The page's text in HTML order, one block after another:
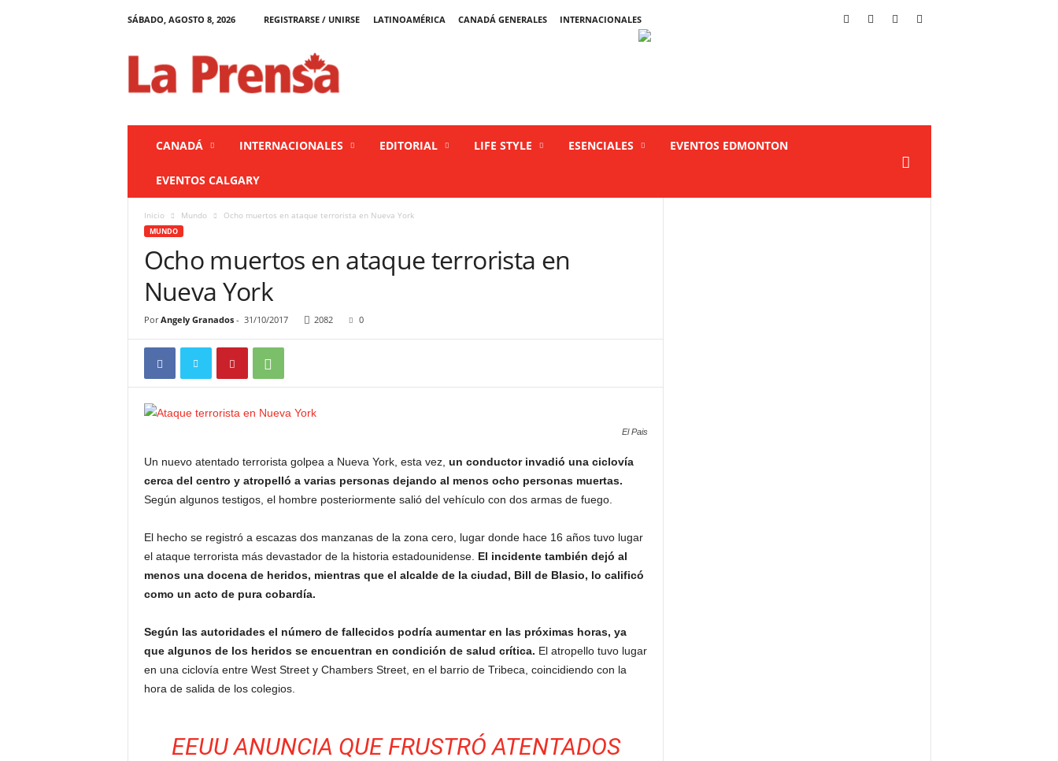
SÁBADO, AGOSTO 8, 2026 REGISTRARSE / UNIRSE LATINOAMÉRICA CANADÁ GENERALES
INTERNACIONALES
a
CANADÁ INTERNACIONALES EDITORIAL LIFE STYLE ESENCIALES EVENTOS EDMONTON
EVENTOS CALGARY
Inicio Mundo Ocho muertos en ataque terrorista en Nueva York
MUNDO
Ocho muertos en ataque terrorista en
Nueva York
Por Angely Granados- 31/10/2017 2082 0
El Pais
Un nuevo atentado terrorista golpea a Nueva York, esta vez, un conductor invadió una ciclovía
cerca del centro y atropelló a varias personas dejando al menos ocho personas muertas.
Según algunos testigos, el hombre posteriormente salió del vehículo con dos armas de fuego.
El hecho se registró a escazas dos manzanas de la zona cero, lugar donde hace 16 años tuvo lugar
el ataque terrorista más devastador de la historia estadounidense. El incidente también dejó al
menos una docena de heridos, mientras que el alcalde de la ciudad, Bill de Blasio, lo calificó
como un acto de pura cobardía.
Según las autoridades el número de fallecidos podría aumentar en las próximas horas, ya
que algunos de los heridos se encuentran en condición de salud crítica. El atropello tuvo lugar
en una ciclovía entre West Street y Chambers Street, en el barrio de Tribeca, coincidiendo con la
hora de salida de los colegios.
EEUU ANUNCIA QUE FRUSTRÓ ATENTADOS